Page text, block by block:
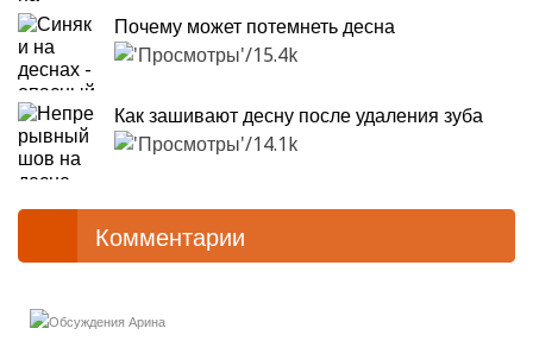
Почему может потемнеть десна
15.4k
Как зашивают десну после удаления зуба
14.1k
Комментарии
Арина